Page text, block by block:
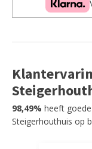
98,49% heeft
Steigerhouthuis op